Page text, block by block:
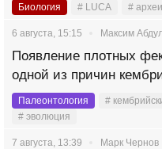
Биология # LUCA # археи
6 августа, 15:15 Максим
Появление плотных
одной из причин
Палеонтология #
# эволюция
7 августа, 13:39 Марк Чернов